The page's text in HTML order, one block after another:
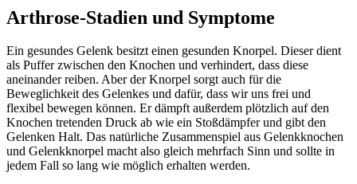
Arthrose-Stadien und Symptome
Ein gesundes Gelenk besitzt einen gesunden Knorpel. Dieser dient
als Puffer zwischen den Knochen und verhindert, dass diese
aneinander reiben. Aber der Knorpel sorgt auch für die
Beweglichkeit des Gelenkes und dafür, dass wir uns frei und
flexibel bewegen können. Er dämpft außerdem plötzlich auf den
Knochen tretenden Druck ab wie ein Stoßdämpfer und gibt den
Gelenken Halt. Das natürliche Zusammenspiel aus Gelenkknochen
und Gelenkknorpel macht also gleich mehrfach Sinn und sollte in
jedem Fall so lang wie möglich erhalten werden.